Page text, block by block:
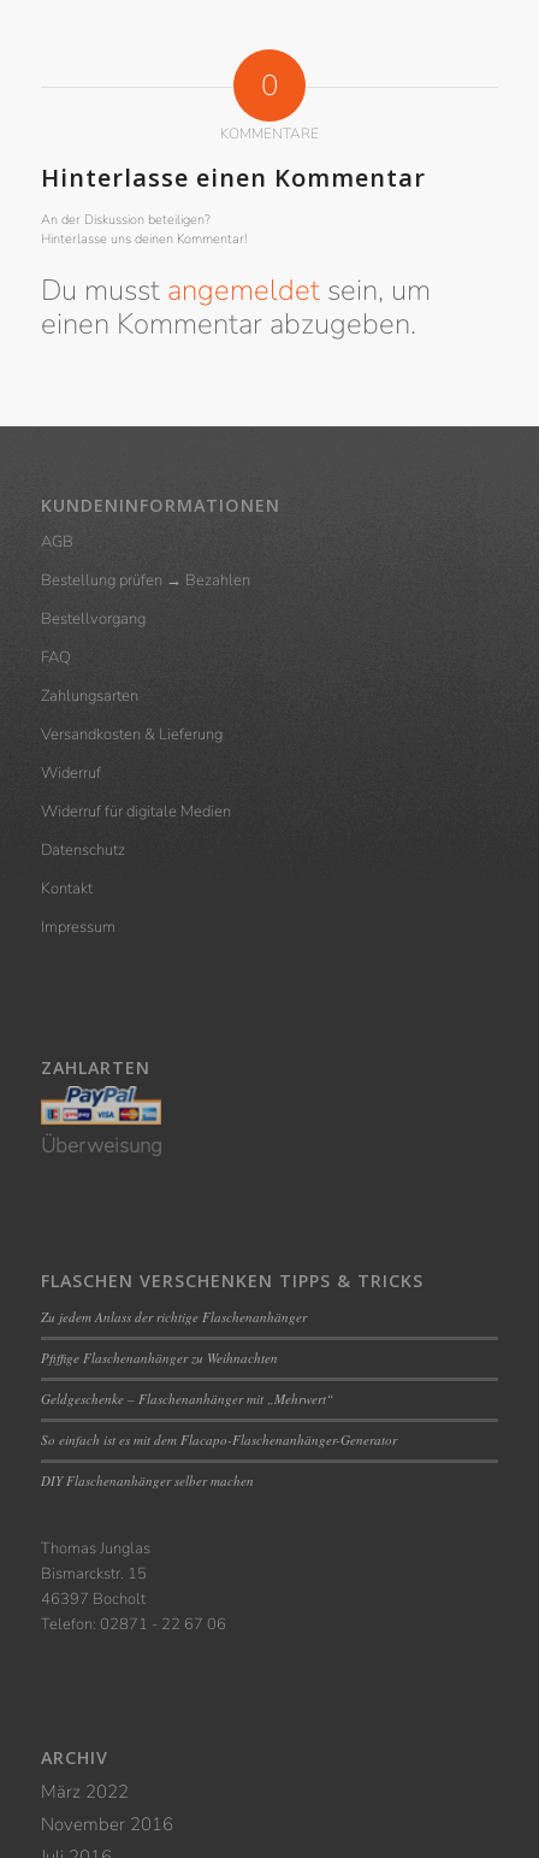
0
KOMMENTARE
Hinterlasse einen Kommentar
An der Diskussion beteiligen?
Hinterlasse uns deinen Kommentar!
Du musst angemeldetsein, um
einen Kommentar abzugeben.
KUNDENINFORMATIONEN
AGB
Bestellung prüfen → Bezahlen
Bestellvorgang
FAQ
Zahlungsarten
Versandkosten & Lieferung
Widerruf
Widerruf für digitale Medien
Datenschutz
Kontakt
Impressum
ZAHLARTEN
Überweisung
FLASCHEN VERSCHENKEN TIPPS & TRICKS
Zu jedem Anlass der richtige Flaschenanhänger
Pfiffige Flaschenanhänger zu Weihnachten
Geldgeschenke – Flaschenanhänger mit „Mehrwert“
So einfach ist es mit dem Flacapo-Flaschenanhänger-Generator
DIY Flaschenanhänger selber machen
Thomas Junglas
Bismarckstr. 15
46397 Bocholt
Telefon: 02871 - 22 67 06
ARCHIV
März 2022
November 2016